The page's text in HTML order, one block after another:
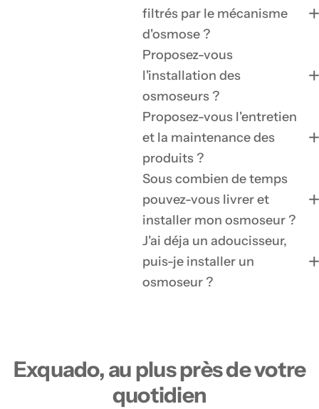
filtrés par le mécanisme
d'osmose ?
Proposez-vous
l'installation des
osmoseurs ?
Proposez-vous l'entretien
et la maintenance des
produits ?
Sous combien de temps
pouvez-vous livrer et
installer mon osmoseur ?
J'ai déja un adoucisseur,
puis-je installer un
osmoseur ?
Exquado, au plus près de votre
quotidien